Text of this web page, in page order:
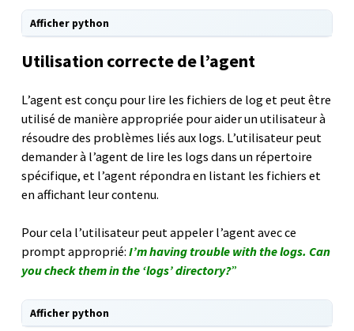
Afficher python
Utilisation correcte de l’agent
L’agent est conçu pour lire les fichiers de log et peut être
utilisé de manière appropriée pour aider un utilisateur à
résoudre des problèmes liés aux logs. L’utilisateur peut
demander à l’agent de lire les logs dans un répertoire
spécifique, et l’agent répondra en listant les fichiers et
en affichant leur contenu.
Pour cela l’utilisateur peut appeler l’agent avec ce
prompt approprié:I’m having trouble with the logs. Can
you check them in the ‘logs’ directory?”
Afficher python